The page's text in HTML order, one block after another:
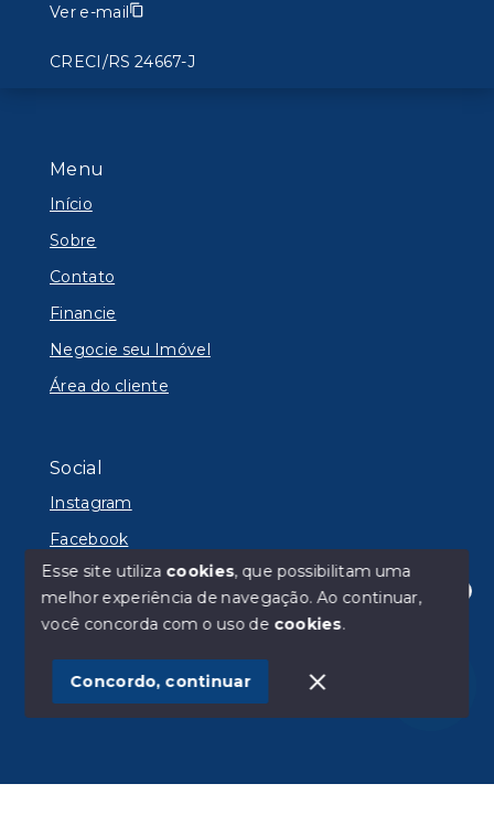
Olá! Estamos disponíveis para te ajudar.
Menu
Início
Sobre
Contato
Financie
Negocie seu Imóvel
Área do cliente
Social
Instagram
Facebook
© Copyright 2026 - Lyon Imóveis - Todos os direitos
SITE PARA IMOBILIARIA
Ver e-mail
CRECI/RS 24667-J
Esse site utiliza cookies, que possibilitam uma
melhor experiência de navegação.Ao continuar,
você concorda com o uso de cookies.
Concordo, continuar